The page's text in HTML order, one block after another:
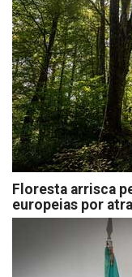
Floresta arrisca
europeias por